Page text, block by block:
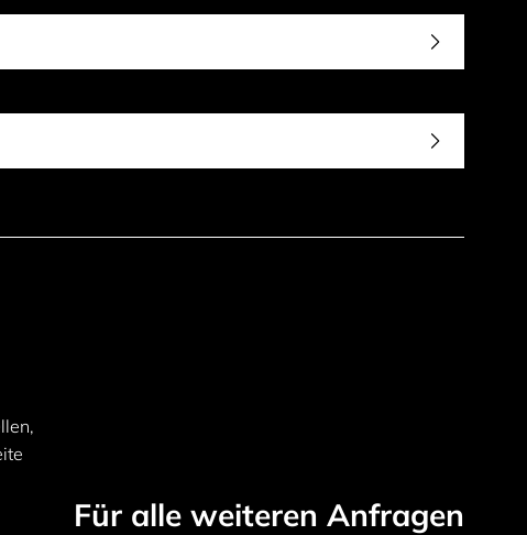
Für alle weiteren Anfragen